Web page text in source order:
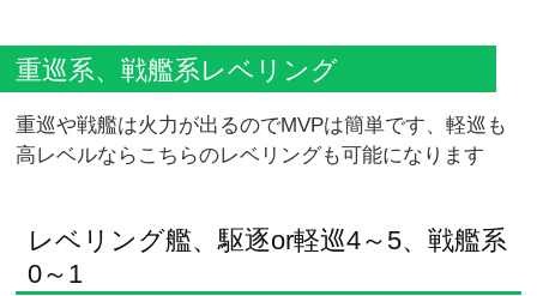
重巡系、戦艦系レベリング
重巡や戦艦は火力が出るのでMVPは簡単です、軽巡も
高レベルならこちらのレベリングも可能になります
レベリング艦、駆逐or軽巡4～5、戦艦系
0～1